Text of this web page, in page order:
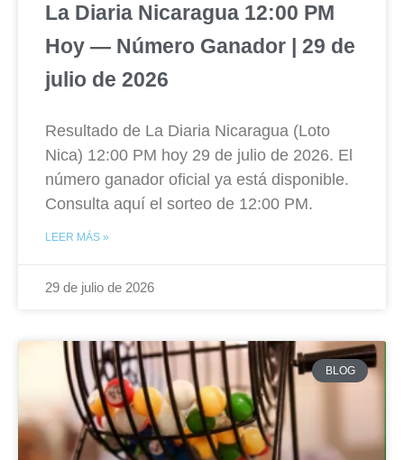
La Diaria Nicaragua 12:00 PM
Hoy — Número Ganador | 29 de
julio de 2026
Resultado de La Diaria Nicaragua (Loto
Nica) 12:00 PM hoy 29 de julio de 2026. El
número ganador oficial ya está disponible.
Consulta aquí el sorteo de 12:00 PM.
LEER MÁS »
29 de julio de 2026
BLOG